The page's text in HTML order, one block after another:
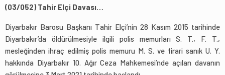
(03/052) Tahir Elçi Davası…
Diyarbakır Barosu Başkanı Tahir Elçi’nin 28 Kasım 2015 tarihinde
Diyarbakır’da öldürülmesiyle ilgili polis memurları S. T., F. T.,
mesleğinden ihraç edilmiş polis memuru M. S. ve firari sanık U. Y.
hakkında Diyarbakır 10. Ağır Ceza Mahkemesi’nde açılan davanın